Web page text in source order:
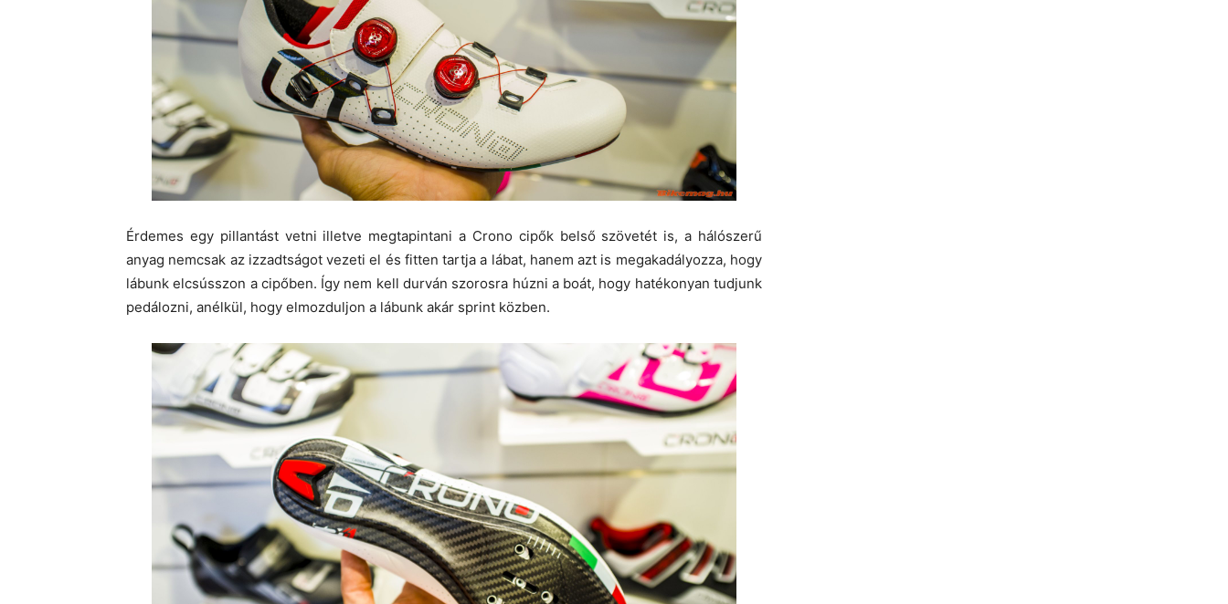
Érdemes egy pillantást vetni illetve megtapintani a Crono cipők belső szövetét is, a hálószerű
anyag nemcsak az izzadtságot vezeti el és fitten tartja a lábat, hanem azt is megakadályozza, hogy
lábunk elcsússzon a cipőben. Így nem kell durván szorosra húzni a boát, hogy hatékonyan tudjunk
pedálozni, anélkül, hogy elmozduljon a lábunk akár sprint közben.